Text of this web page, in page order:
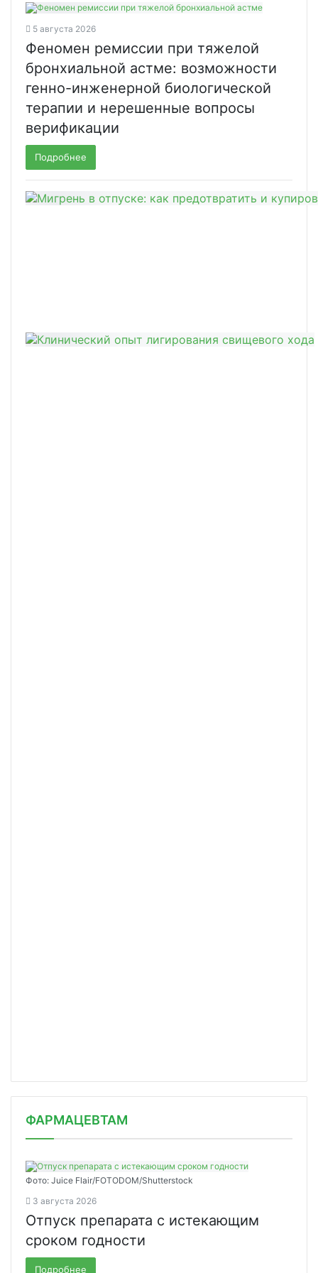
5 августа 2026
Феномен ремиссии при тяжелой
бронхиальной астме: возможности
генно-инженерной биологической
терапии и нерешенные вопросы
верификации
Подробнее
ФАРМАЦЕВТАМ
Фото: Juice Flair/FOTODOM/Shutterstoсk
3 августа 2026
Отпуск препарата с истекающим
сроком годности
Подробнее